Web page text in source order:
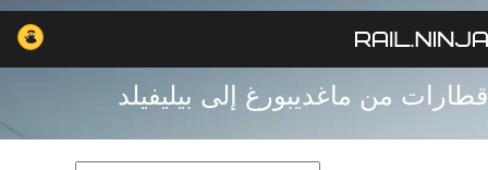
قطارات من ماغديبورغ إلى بيليفيلد